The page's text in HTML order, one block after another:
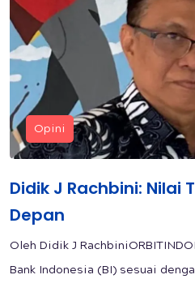
Opini
Didik J Rachbini: Nilai
Depan
Oleh Didik J
Bank Indonesia (BI) sesuai